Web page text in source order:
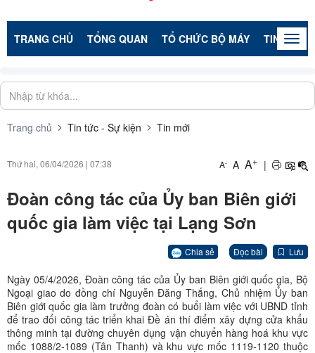
TRANG CHỦ TỔNG QUAN TỔ CHỨC BỘ MÁY TIN TỨC -
Trang chủ Tin tức - Sự kiện Tin mới
Thứ hai, 06/04/2026 | 07:38 A- A A+ |
Đoàn công tác của Ủy ban Biên giới
quốc gia làm việc tại Lạng Sơn
Chia sẻ Đọc bài Lưu
Ngày 05/4/2026, Đoàn công tác của Ủy ban Biên giới quốc gia, Bộ
Ngoại giao do đồng chí Nguyễn Đăng Thắng, Chủ nhiệm Ủy ban
Biên giới quốc gia làm trưởng đoàn có buổi làm việc với UBND tỉnh
để trao đổi công tác triển khai Đề án thí điểm xây dựng cửa khẩu
thông minh tại đường chuyên dụng vận chuyển hàng hoá khu vực
mốc 1088/2-1089 (Tân Thanh) và khu vực mốc 1119-1120 thuộc